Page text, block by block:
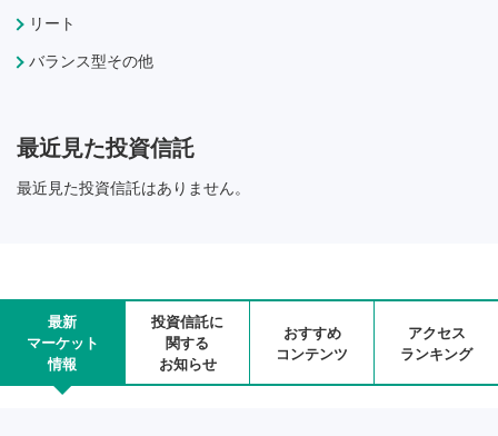
リート
バランス型その他
最近見た投資信託
最近見た投資信託はありません。
最新
マーケット
情報
投資信託に
関する
お知らせ
おすすめ
コンテンツ
アクセス
ランキング